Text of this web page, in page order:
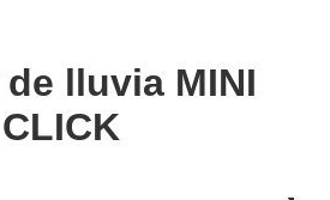
lluvia MINI
CLICK